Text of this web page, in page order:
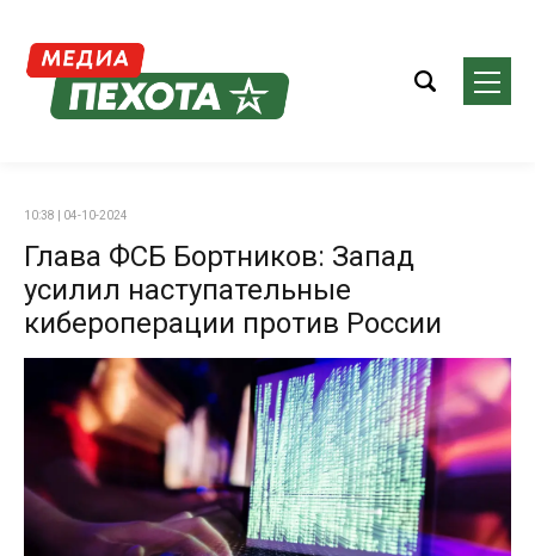
10:38 | 04-10-2024
Глава ФСБ Бортников: Запад
усилил наступательные
кибероперации против России